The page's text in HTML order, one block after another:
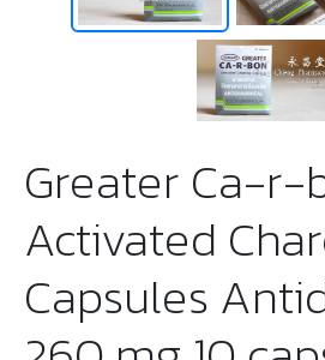
Greater Ca-r-
Activated
Capsules